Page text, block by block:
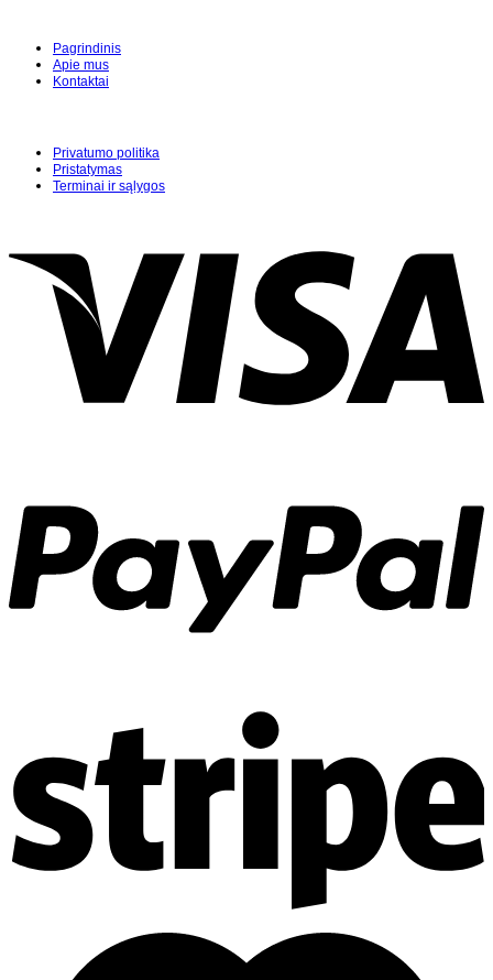
Pagrindinis
Apie mus
Kontaktai
Privatumo politika
Pristatymas
Terminai ir sąlygos